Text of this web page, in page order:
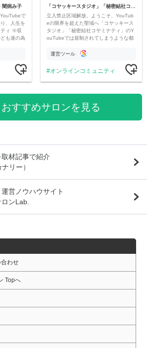
闇病み子
YouTubeで
、人生を
ティ ※収
も達の為
「コヤッキースタジオ」「秘密結社コヤミナティ」
立入禁止区域解放。ようこそ、YouTub
eの限界を超えた聖域へ「コヤッキース
タジオ」「秘密結社コヤミナティ」のY
ouTubeでは規制されてしまうような都
公開。
運営ツール
オンラインコミュニティ
すすめサロンを見る
材記事で紹介
リー）
営ノウハウサイト
ンLab.
わせ
Topへ